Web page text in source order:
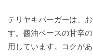
テリヤキバーガーは、
す。醬油ベースの甘辛
用しています。コクが